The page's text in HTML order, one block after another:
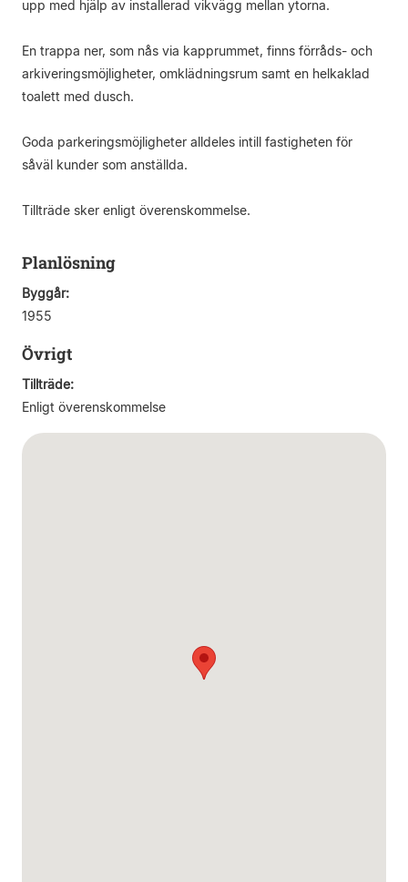
upp med hjälp av installerad vikvägg mellan ytorna.
En trappa ner, som nås via kapprummet, finns förråds- och
arkiveringsmöjligheter, omklädningsrum samt en helkaklad
toalett med dusch.
Goda parkeringsmöjligheter alldeles intill fastigheten för
såväl kunder som anställda.
Tillträde sker enligt överenskommelse.
Planlösning
Byggår:
1955
Övrigt
Tillträde:
Enligt överenskommelse